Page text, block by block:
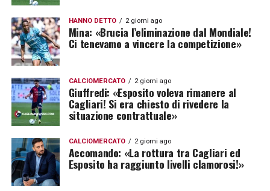
HANNO DETTO 2 giorni ago
Mina: «Brucia l’eliminazione dal Mondiale!
Ci tenevamo a vincere la competizione»
CALCIOMERCATO 2 giorni ago
Giuffredi: «Esposito voleva rimanere al
Cagliari! Si era chiesto di rivedere la
situazione contrattuale»
CALCIOMERCATO 2 giorni ago
Accomando: «La rottura tra Cagliari ed
Esposito ha raggiunto livelli clamorosi!»